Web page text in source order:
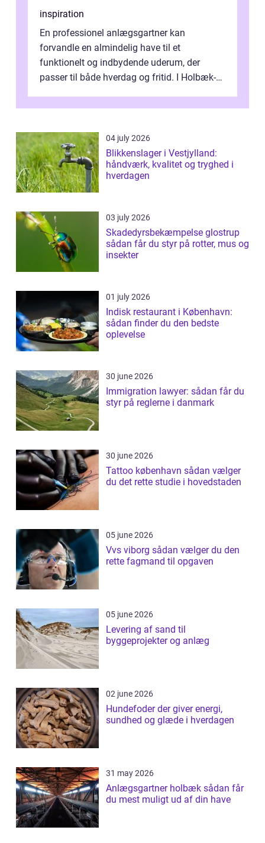
inspiration
En professionel anlægsgartner kan
forvandle en almindelig have til et
funktionelt og indbydende uderum, der
passer til både hverdag og fritid. I Holbæk-
ønsker mere...
04 july 2026
Blikkenslager i Vestjylland:
håndværk, kvalitet og tryghed i
hverdagen
03 july 2026
Skadedyrsbekæmpelse glostrup
sådan får du styr på rotter, mus og
insekter
01 july 2026
Indisk restaurant i København:
sådan finder du den bedste
oplevelse
30 june 2026
Immigration lawyer: sådan får du
styr på reglerne i danmark
30 june 2026
Tattoo københavn sådan vælger
du det rette studie i hovedstaden
05 june 2026
Vvs viborg sådan vælger du den
rette fagmand til opgaven
05 june 2026
Levering af sand til
byggeprojekter og anlæg
02 june 2026
Hundefoder der giver energi,
sundhed og glæde i hverdagen
31 may 2026
Anlægsgartner holbæk sådan får
du mest muligt ud af din have